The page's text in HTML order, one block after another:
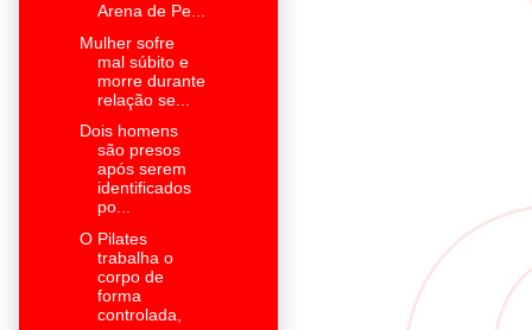
Arena de Pe...
Mulher sofre
mal súbito e
morre durante
relação se...
Dois homens
são presos
após serem
identificados
po...
O Pilates
trabalha o
corpo de
forma
controlada,